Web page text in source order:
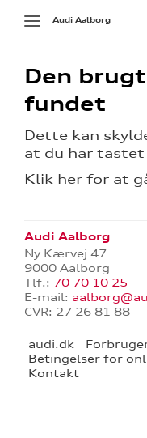
Toggle
Audi Aalborg
Den
fundet
Dette kan
at du har
Klik her for at
Audi Aalborg
Ny Kærvej 47
9000 Aalborg
Tlf.: 70 70 10 25
E-mail:
CVR: 27 26 81 88
audi.dk
Betingelser for
Kontakt